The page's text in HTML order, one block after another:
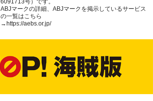
6091713号）です。
ABJマークの詳細、ABJマークを掲示しているサービス
の一覧はこちら
→ https://aebs.or.jp/